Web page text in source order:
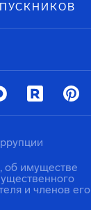
об имуществе
и членов его